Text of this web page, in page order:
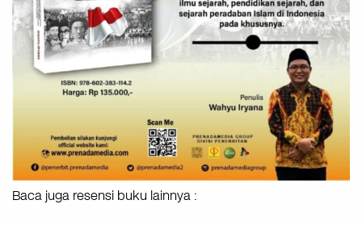
Baca juga resensi buku lainnya :